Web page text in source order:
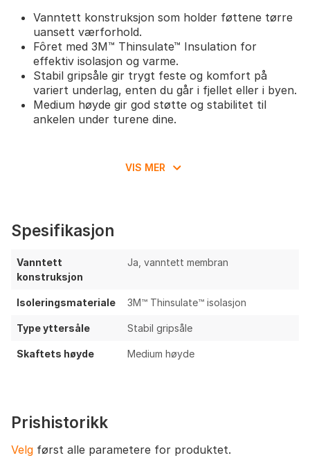
Vanntett konstruksjon som holder føttene tørre
uansett værforhold.
Fôret med 3M™ Thinsulate™ Insulation for
effektiv isolasjon og varme.
Stabil gripsåle gir trygt feste og komfort på
variert underlag, enten du går i fjellet eller i byen.
Medium høyde gir god støtte og stabilitet til
ankelen under turene dine.
VIS MER
Spesifikasjon
Vanntett
konstruksjon
Ja, vanntett membran
Isoleringsmateriale 3M™ Thinsulate™ isolasjon
Type yttersåle Stabil gripsåle
Skaftets høyde Medium høyde
Prishistorikk
Velg først alle parametere for produktet.